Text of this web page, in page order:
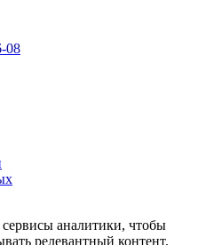
08
аналитики, чтобы
релевантный контент.